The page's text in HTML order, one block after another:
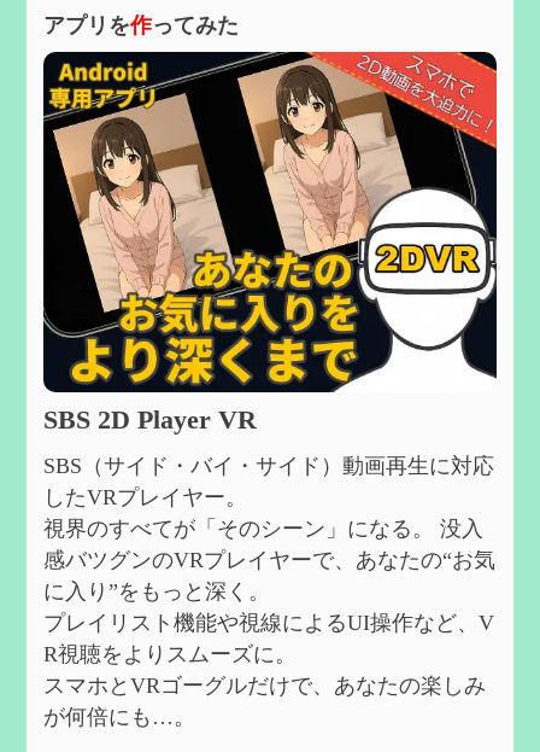
アプリを作ってみた
SBS 2D Player VR
SBS（サイド・バイ・サイド）動画再生に対応
したVRプレイヤー。
視界のすべてが「そのシーン」になる。 没入
感バツグンのVRプレイヤーで、あなたの“お気
に入り”をもっと深く。
プレイリスト機能や視線によるUI操作など、V
R視聴をよりスムーズに。
スマホとVRゴーグルだけで、あなたの楽しみ
が何倍にも…。